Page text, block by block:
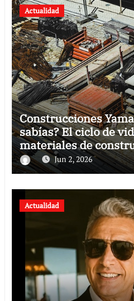
Actualidad
Construcciones
sabías? El ciclo de
materiales de
revoluciona
modernos
Jun 2, 2026
Actualidad